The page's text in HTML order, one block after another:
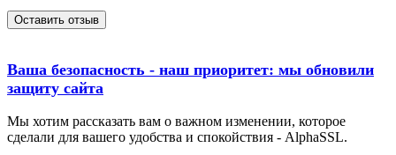
Оставить отзыв
Ваша безопасность - наш приоритет: мы обновили
защиту сайта
Мы хотим рассказать вам о важном изменении, которое
сделали для вашего удобства и спокойствия - AlphaSSL.